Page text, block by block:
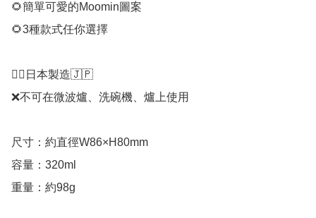
🌻簡單可愛的Moomin圖案
🌻3種款式任你選擇
👉🏻日本製造🇯🇵
❌不可在微波爐、洗碗機、爐上使用
尺寸：約直徑W86×H80mm
容量：320ml
重量：約98g